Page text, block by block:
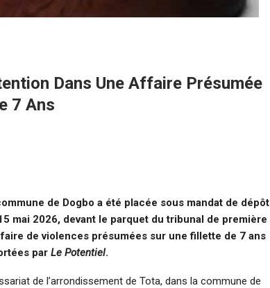
Dans Une Affaire Présumée
7 Ans
de Dogbo a été placée sous mandat de dépôt
mai 2026, devant le parquet du tribunal de première
de violences présumées sur une fillette de 7 ans
par Le Potentiel.
de l’arrondissement de Tota, dans la commune de